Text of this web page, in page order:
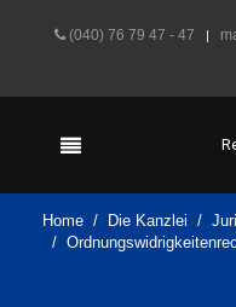
(040) 76 79 47 - 47
Home Die Kanzlei